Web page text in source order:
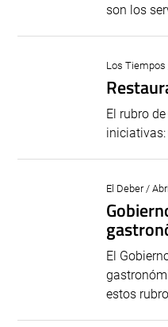
son los
Los Tiempos
El rubro
El Deber /
El
estos